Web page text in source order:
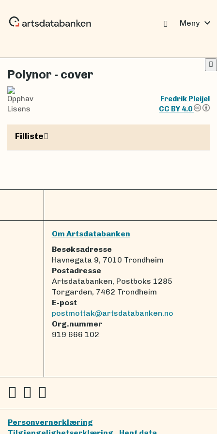
Meny expand_more
Polynor - cover
Opphav
Fredrik Pleijel
Lisens
CC BY 4.0
Filliste
Om Artsdatabanken
Besøksadresse
Havnegata 9, 7010 Trondheim
Postadresse
Artsdatabanken, Postboks 1285
Torgarden, 7462 Trondheim
E-post
postmottak@artsdatabanken.no
Org.nummer
919 666 102
Personvernerklæring